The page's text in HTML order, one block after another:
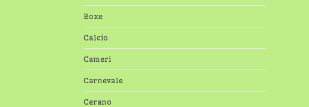
Boxe
Calcio
Cameri
Carnevale
Cerano